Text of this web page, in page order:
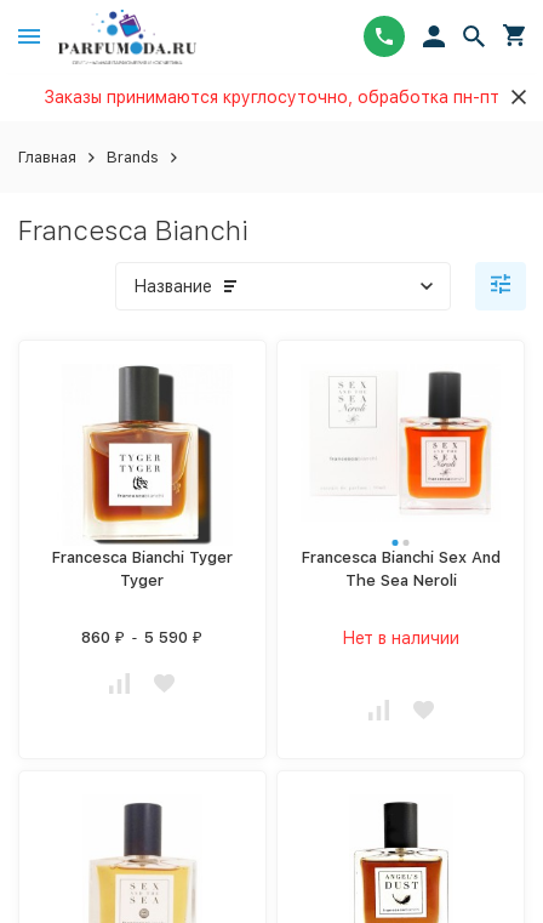
Заказы принимаются круглосуточно, обработка пн-пт
Главная Brands
Francesca Bianchi
Название
Francesca Bianchi Tyger
Tyger
860₽ - 5 590₽
Francesca Bianchi Sex And
The Sea Neroli
Нет в наличии